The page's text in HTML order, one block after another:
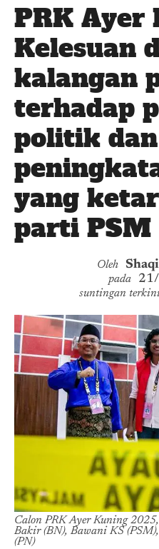
PRK Ayer
Kelesuan
kalangan
terhadap
politik dan
yang
parti PSM
Oleh
pada
suntingan
Calon PRK Ayer Kuning
Bakir (BN), Bawani KS
(PN)